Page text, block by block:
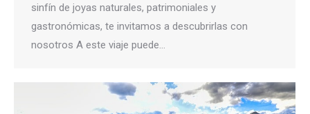
sinfín de joyas naturales, patrimoniales y
gastronómicas, te invitamos a descubrirlas con
nosotros A este viaje puede…